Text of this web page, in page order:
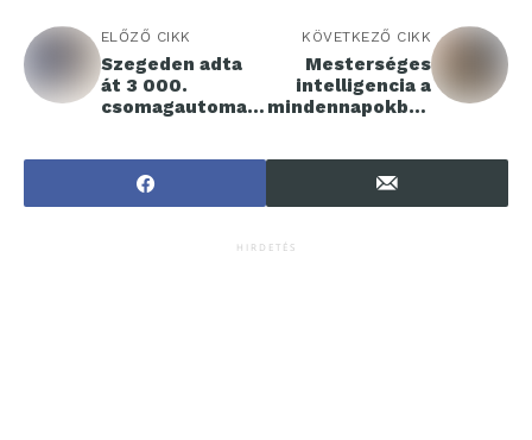
ELŐZŐ CIKK
Szegeden adta
át 3 000.
csomagautomat
KÖVETKEZŐ CIKK
Mesterséges
intelligencia a
mindennapokban
megoldások
HIRDETÉS